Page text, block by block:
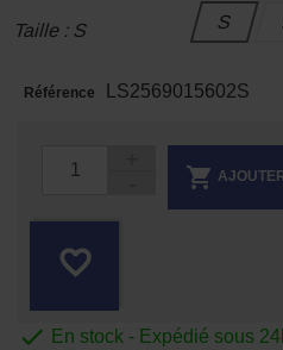
Taille : S S
Référence LS2569015602S

favorite_border
 En stock - Expédié sous